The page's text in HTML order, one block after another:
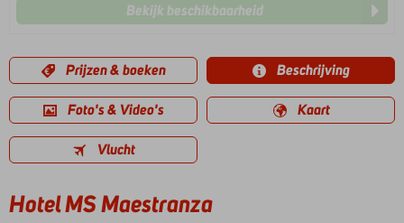
Bekijk beschikbaarheid
Prijzen & boeken Beschrijving
Foto's & Video's Kaart
Vlucht
Hotel MS Maestranza